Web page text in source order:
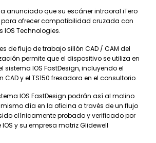
anunciado que su escáner intraoral iTero
ofrecer compatibilidad cruzada con
IOS Technologies.
de flujo de trabajo sillón CAD / CAM del
permite que el dispositivo se utiliza en
IOS FastDesign, incluyendo el
CAD y el TS150 fresadora en el consultorio.
IOS FastDesign podrán así al molino
día en la oficina a través de un flujo
clínicamente probado y verificado por
y su empresa matriz Glidewell